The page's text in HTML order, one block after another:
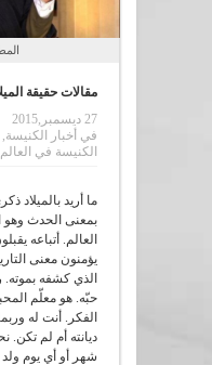
مقالات حقيقة
27 ديسمبر,2015
في أخبار الكنيسة
الكنيسة في العالم
ما أريد بالميلاد
بمعنى الحدث
العالم. أتباعه
يؤمنون معنى
الذي كشفه بموته.
حبّه. هو معلّم
الفكر. أنت له
ديانته أم لم تكن.
شهر أو أي يوم